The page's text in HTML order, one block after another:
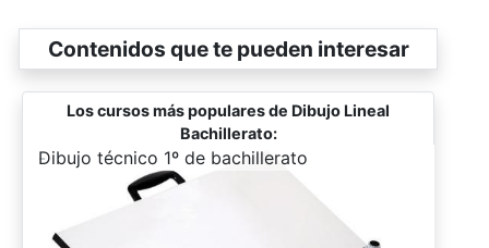
Contenidos que te pueden interesar
Los cursos más populares de Dibujo Lineal
Bachillerato:
-
Dibujo técnico 1º de bachillerato